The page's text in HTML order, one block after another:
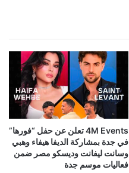
4M Events تعلن عن حفل “فورها”
في جدة بمشاركة الديفا هيفاء وهبي
وسانت ليفانت وديسكو مصر ضمن
فعاليات موسم جدة